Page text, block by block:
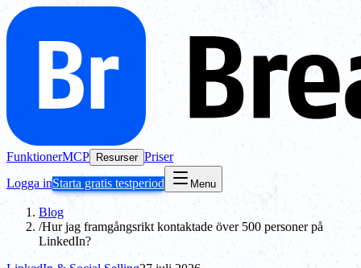
FunktionerMCP Resurser Priser
Logga inStarta gratis testperiod Menu
Blog
/Hur jag framgångsrikt kontaktade över 500 personer på
LinkedIn?